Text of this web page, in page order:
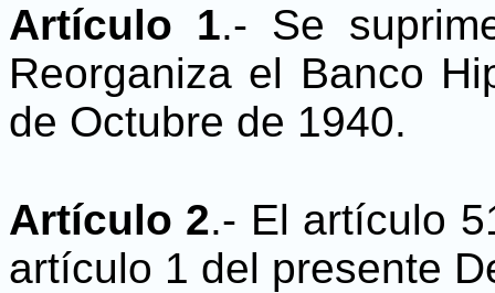
Artículo 1.- Se
Reorganiza el Banco
de Octubre de 1940.
Artículo 2.- El artículo
artículo 1 del presente